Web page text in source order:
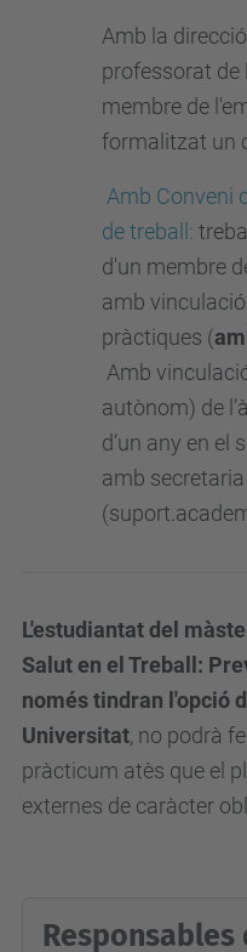
Amb la
professorat de
membre de
formalitzat un
Amb Conveni
de treball:
d'un membre
amb
pràctiques (
Amb
autònom) de
d’un any en el
amb secretaria
L'estudiantat del
Salut en el Treball:
només tindran l'opció
Universitat, no podrà
pràcticum atès que el
externes de caràcter